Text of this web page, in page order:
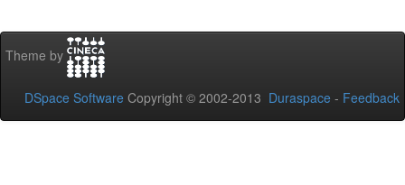
Theme by
DSpace Software Copyright © 2002-2013 Duraspace - Feedback